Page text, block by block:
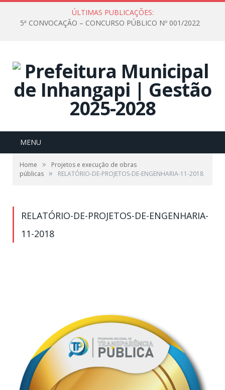
ÚLTIMAS PUBLICAÇÕES:
5ª CONVOCAÇÃO – CONCURSO PÚBLICO Nº 001/2022
MENU
Home »
Projetos e execução de obras
públicas » RELATÓRIO-DE-PROJETOS-DE-ENGENHARIA-11-2018
RELATÓRIO-DE-PROJETOS-DE-ENGENHARIA-
11-2018